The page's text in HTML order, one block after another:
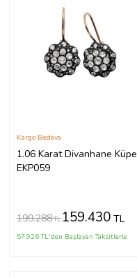
1.06 Karat Divanhane Küpe
EKP059
Kargo Bedava
199.288TL 159.430TL
57.926 TL'den Başlayan Taksitlerle